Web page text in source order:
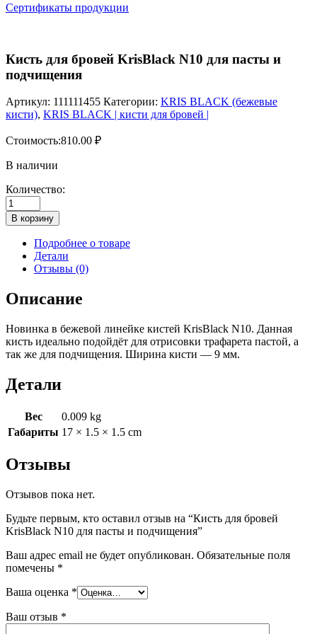
Сертификаты продукции
Кисть для бровей KrisBlack N10 для пасты и
подчищения
Артикул: 111111455 Категории: KRIS BLACK (бежевые
кисти), KRIS BLACK | кисти для бровей |
Стоимость:810.00 ₽
В наличии
Количество:
Количество
товара
Кисть
бровей
KrisBlack
для
пасты
подчищения
В корзину
Подробнее о товаре
Детали
Отзывы (0)
Описание
Новинка в бежевой линейке кистей KrisBlack N10. Данная
кисть идеально подойдёт для отрисовки трафарета пастой, а
так же для подчищения. Ширина кисти — 9 мм.
Детали
Вес
0.009 kg
Габариты 17 × 1.5 × 1.5 cm
Отзывы
Отзывов пока нет.
Будьте первым, кто оставил отзыв на “Кисть для бровей
KrisBlack N10 для пасты и подчищения”
Ваш адрес email не будет опубликован. Обязательные поля
помечены *
Ваша оценка *
Ваш отзыв *